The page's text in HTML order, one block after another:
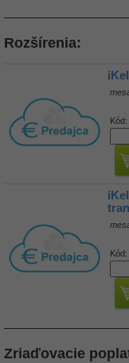
Rozšírenia:
Kód:
Kód:
Zriaďovacie